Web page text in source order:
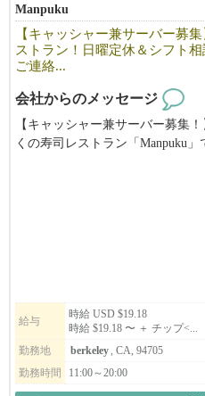
Manpuku
【キャッシャー兼サーバー募
ストラン！日曜定休＆シフト
ご連絡...
会社からのメッセージ
【キャッシャー兼サーバー募集
くの寿司レストラン「Manpuku
給与
時給 USD $19.18
時給 $19.18 〜 ＋ チップ<...
勤務地
berkeley, CA, 94705
勤務時間
11:00～20:00